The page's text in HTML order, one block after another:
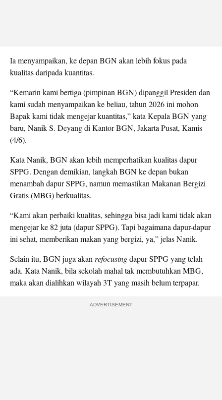
Ia menyampaikan, ke depan BGN akan lebih fokus pada
kualitas daripada kuantitas.
“Kemarin kami bertiga (pimpinan BGN) dipanggil Presiden dan
kami sudah menyampaikan ke beliau, tahun 2026 ini mohon
Bapak kami tidak mengejar kuantitas,” kata Kepala BGN yang
baru, Nanik S. Deyang di Kantor BGN, Jakarta Pusat, Kamis
(4/6).
Kata Nanik, BGN akan lebih memperhatikan kualitas dapur
SPPG. Dengan demikian, langkah BGN ke depan bukan
menambah dapur SPPG, namun memastikan Makanan Bergizi
Gratis (MBG) berkualitas.
“Kami akan perbaiki kualitas, sehingga bisa jadi kami tidak akan
mengejar ke 82 juta (dapur SPPG). Tapi bagaimana dapur-dapur
ini sehat, memberikan makan yang bergizi, ya,” jelas Nanik.
Selain itu, BGN juga akan refocusingdapur SPPG yang telah
ada. Kata Nanik, bila sekolah mahal tak membutuhkan MBG,
maka akan dialihkan wilayah 3T yang masih belum terpapar.
ADVERTISEMENT